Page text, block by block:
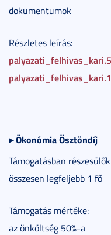
dokumentumok
Részletes leírás:
▸Ökonómia Ösztöndíj
Támogatásban
összesen legfeljebb 1 fő
Támogatás mértéke:
az önköltség 50%-a